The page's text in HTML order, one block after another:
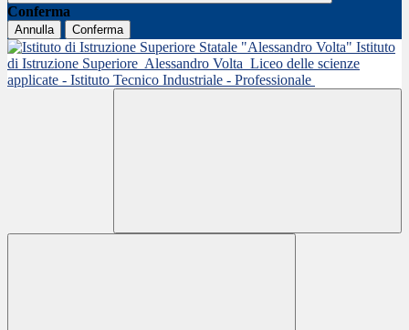
Conferma
Annulla Conferma
Istituto
di Istruzione Superiore Alessandro Volta Liceo delle scienze
applicate - Istituto Tecnico Industriale - Professionale